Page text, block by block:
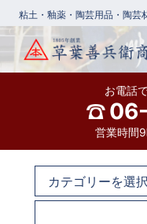
粘土・釉薬・陶芸用品・陶芸
お電話
営業時間9